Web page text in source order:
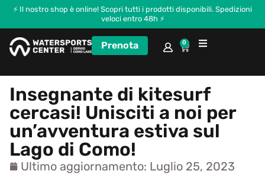
⚡ Il nostro shop è online! Scopri tutti i prodotti disponibili. Spedizioni
veloci entro 48h ⚡
Prenota 0
Insegnante di kitesurf
cercasi! Unisciti a noi per
un’avventura estiva sul
Lago di Como!
Ultimo aggiornamento: Luglio 25, 2023